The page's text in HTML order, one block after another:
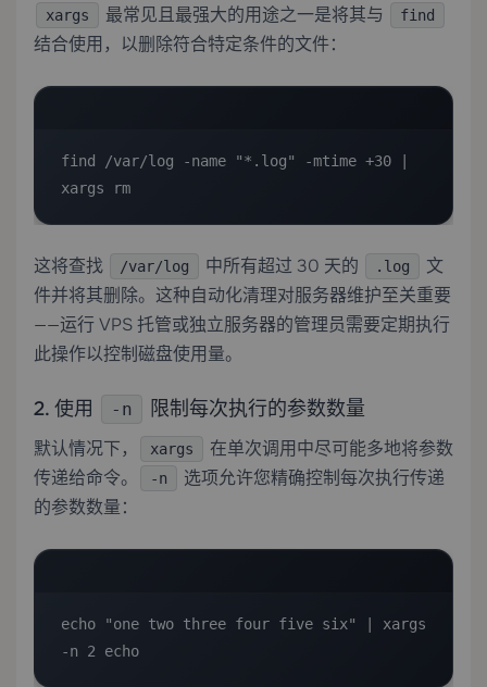
xargs 最常见且最强大的用途之一是将其与 find
结合使用，以删除符合特定条件的文件：
find /var/log -name "*.log" -mtime +30 |
xargs rm
这将查找 /var/log 中所有超过 30 天的 .log
文
件并将其删除。这种自动化清理对服务器维护至关重要
——运行VPS 托管或独立服务器的管理员需要定期执行
此操作以控制磁盘使用量。
2. 使用 -n 限制每次执行的参数数量
默认情况下， xargs
在单次调用中尽可能多地将参数
传递给命令。
-n
选项允许您精确控制每次执行传递
的参数数量：
echo "one two three four five six" | xargs
-n 2 echo